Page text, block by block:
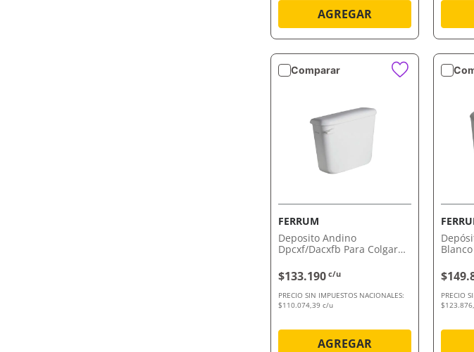
AGREGAR
Comparar
FERRUM
Deposito Andino
Dpcxf/Dacxfb Para Colgar
$133.190 c/u
PRECIO SIN IMPUESTOS NACIONALES:
$110.074,39 c/u
AGREGAR
PRECIO